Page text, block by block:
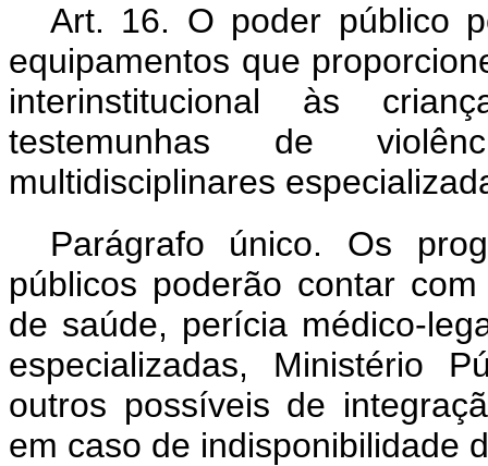
Art. 16. O poder público
equipamentos que
interinstitucional às
testemunhas de
multidisciplinares
Parágrafo único. Os
públicos poderão contar
de saúde, perícia médico-
especializadas, Ministério
outros possíveis de
em caso de indisponibilidade